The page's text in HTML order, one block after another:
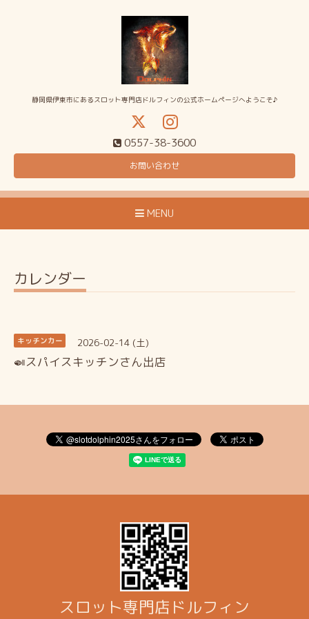
静岡県伊東市にあるスロット専門店ドルフィンの公式ホームページへようこそ♪
0557-38-3600
お問い合わせ
MENU
カレンダー
キッチンカー 2026-02-14 (土)
🍛スパイスキッチンさん出店
スロット専門店ドルフィン